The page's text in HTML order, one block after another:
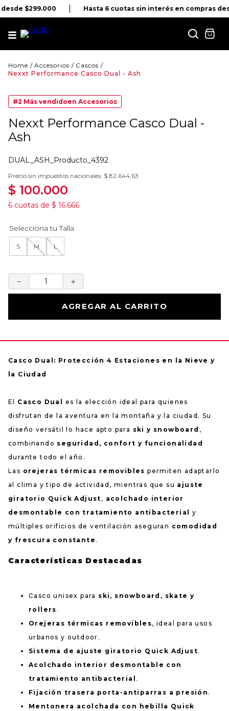
$299.000 Hasta 6 cuotas sin interés en compras
Accesorios
Cascos
Nexxt Performance Casco Dual - Ash
#2 Más vendidoen Accesorios
Nexxt Performance Casco Dual -
Ash
DUAL_ASH_Producto_4392
Precio sin impuestos nacionales: $ 82 644 63
$ 100.000
6 cuotas de $ 16.666
S M L
＋
－
AGREGAR AL CARRITO
Casco Dual: Protección 4 Estaciones en la Nieve y
la Ciudad
El Casco Dual es la elección ideal para quienes
disfrutan de la aventura en la montaña y la ciudad. Su
diseño versátil lo hace apto para ski y snowboard ,
combinando seguridad, confort y funcionalidad
durante todo el año.
Las orejeras térmicas removibles permiten adaptarlo
al clima y tipo de actividad, mientras que su ajuste
giratorio Quick Adjust , acolchado interior
desmontable con tratamiento antibacterial y
múltiples orificios de ventilación aseguran comodidad
y frescura constante .
Características Destacadas
Casco unisex para ski, snowboard, skate y
rollers .
Orejeras térmicas removibles, ideal para usos
urbanos y outdoor.
Sistema de ajuste giratorio Quick Adjust.
Acolchado interior desmontable con
tratamiento antibacterial .
Fijación trasera porta-antiparras a presión .
Mentonera acolchada con hebilla Quick